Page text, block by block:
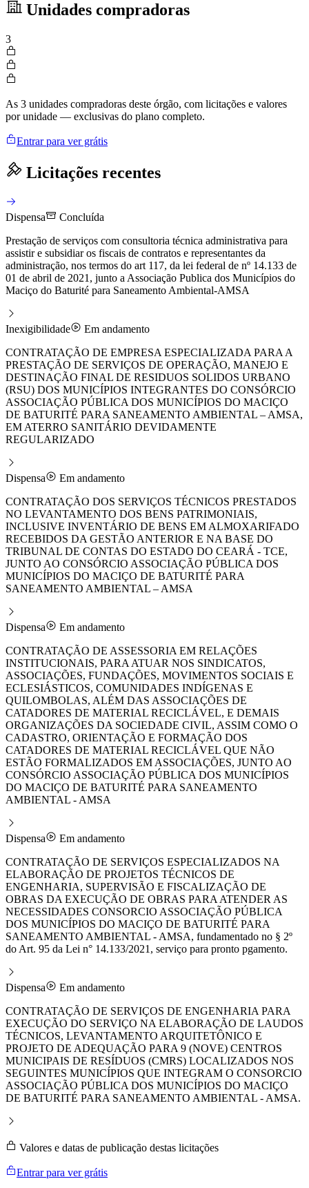
Unidades compradoras
3
As 3 unidades compradoras deste órgão, com licitações e valores
por unidade — exclusivas do plano completo.
Entrar para ver grátis
Licitações recentes
Dispensa
Concluída
Prestação de serviços com consultoria técnica administrativa para
assistir e subsidiar os fiscais de contratos e representantes da
administração, nos termos do art 117, da lei federal de nº 14.133 de
01 de abril de 2021, junto a Associação Publica dos Municípios do
Maciço do Baturité para Saneamento Ambiental-AMSA
Inexigibilidade
Em andamento
CONTRATAÇÃO DE EMPRESA ESPECIALIZADA PARA A
PRESTAÇÃO DE SERVIÇOS DE OPERAÇÃO, MANEJO E
DESTINAÇÃO FINAL DE RESIDUOS SOLIDOS URBANO
(RSU) DOS MUNICÍPIOS INTEGRANTES DO CONSÓRCIO
ASSOCIAÇÃO PÚBLICA DOS MUNICÍPIOS DO MACIÇO
DE BATURITÉ PARA SANEAMENTO AMBIENTAL – AMSA,
EM ATERRO SANITÁRIO DEVIDAMENTE
REGULARIZADO
Dispensa
Em andamento
CONTRATAÇÃO DOS SERVIÇOS TÉCNICOS PRESTADOS
NO LEVANTAMENTO DOS BENS PATRIMONIAIS,
INCLUSIVE INVENTÁRIO DE BENS EM ALMOXARIFADO
RECEBIDOS DA GESTÃO ANTERIOR E NA BASE DO
TRIBUNAL DE CONTAS DO ESTADO DO CEARÁ - TCE,
JUNTO AO CONSÓRCIO ASSOCIAÇÃO PÚBLICA DOS
MUNICÍPIOS DO MACIÇO DE BATURITÉ PARA
SANEAMENTO AMBIENTAL – AMSA
Dispensa
Em andamento
CONTRATAÇÃO DE ASSESSORIA EM RELAÇÕES
INSTITUCIONAIS, PARA ATUAR NOS SINDICATOS,
ASSOCIAÇÕES, FUNDAÇÕES, MOVIMENTOS SOCIAIS E
ECLESIÁSTICOS, COMUNIDADES INDÍGENAS E
QUILOMBOLAS, ALÉM DAS ASSOCIAÇÕES DE
CATADORES DE MATERIAL RECICLÁVEL, E DEMAIS
ORGANIZAÇÕES DA SOCIEDADE CIVIL, ASSIM COMO O
CADASTRO, ORIENTAÇÃO E FORMAÇÃO DOS
CATADORES DE MATERIAL RECICLÁVEL QUE NÃO
ESTÃO FORMALIZADOS EM ASSOCIAÇÕES, JUNTO AO
CONSÓRCIO ASSOCIAÇÃO PÚBLICA DOS MUNICÍPIOS
DO MACIÇO DE BATURITÉ PARA SANEAMENTO
AMBIENTAL - AMSA
Dispensa
Em andamento
CONTRATAÇÃO DE SERVIÇOS ESPECIALIZADOS NA
ELABORAÇÃO DE PROJETOS TÉCNICOS DE
ENGENHARIA, SUPERVISÃO E FISCALIZAÇÃO DE
OBRAS DA EXECUÇÃO DE OBRAS PARA ATENDER AS
NECESSIDADES CONSORCIO ASSOCIAÇÃO PÚBLICA
DOS MUNICÍPIOS DO MACIÇO DE BATURITÉ PARA
SANEAMENTO AMBIENTAL - AMSA, fundamentado no § 2º
do Art. 95 da Lei n° 14.133/2021, serviço para pronto pgamento.
Dispensa
Em andamento
CONTRATAÇÃO DE SERVIÇOS DE ENGENHARIA PARA
EXECUÇÃO DO SERVIÇO NA ELABORAÇÃO DE LAUDOS
TÉCNICOS, LEVANTAMENTO ARQUITETÔNICO E
PROJETO DE ADEQUAÇÃO PARA 9 (NOVE) CENTROS
MUNICIPAIS DE RESÍDUOS (CMRS) LOCALIZADOS NOS
SEGUINTES MUNICÍPIOS QUE INTEGRAM O CONSORCIO
ASSOCIAÇÃO PÚBLICA DOS MUNICÍPIOS DO MACIÇO
DE BATURITÉ PARA SANEAMENTO AMBIENTAL - AMSA.
Valores e datas de publicação destas licitações
Entrar para ver grátis